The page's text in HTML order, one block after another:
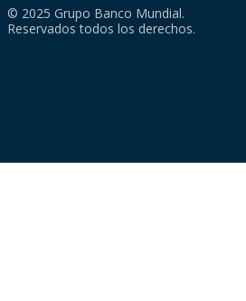
© 2025 Grupo Banco Mundial.
Reservados todos los derechos.